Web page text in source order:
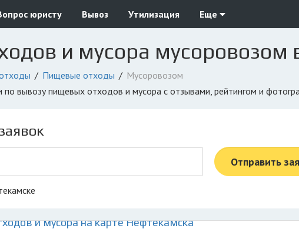
юристу Вывоз Утилизация Еще
и мусора мусоровозом
Пищевые отходы
Мусоровозом
по вывозу пищевых отходов и мусора с отзывами, рейтингом и
Отправить
и мусора на карте Нефтекамска